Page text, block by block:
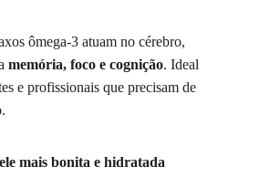
ômega-3 atuam no cérebro,
memória, foco e cognição. Ideal
e profissionais que precisam de
mais bonita e hidratada